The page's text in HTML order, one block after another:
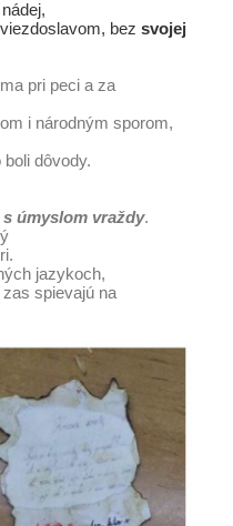
bez svojej
pri peci a za
i národným sporom,
dôvody.
úmyslom vraždy.
jazykoch,
spievajú na